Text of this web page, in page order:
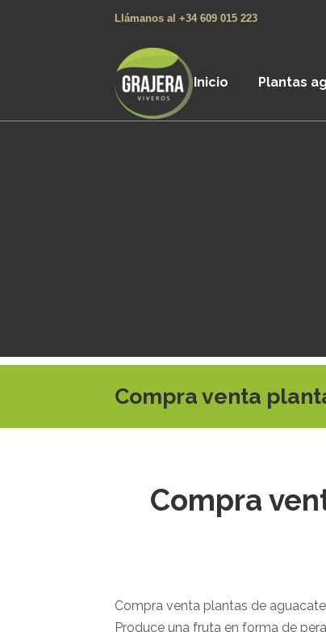
Llámanos al +34 609 015 223
Inicio Plantas
Compra venta
Compra
Compra venta plantas de
Produce una fruta en forma de